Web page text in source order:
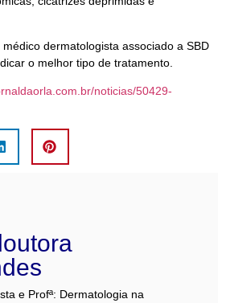
dermatologista associado a SBD
o melhor tipo de tratamento.
noticias/50429-
e Profª: Dermatologia na